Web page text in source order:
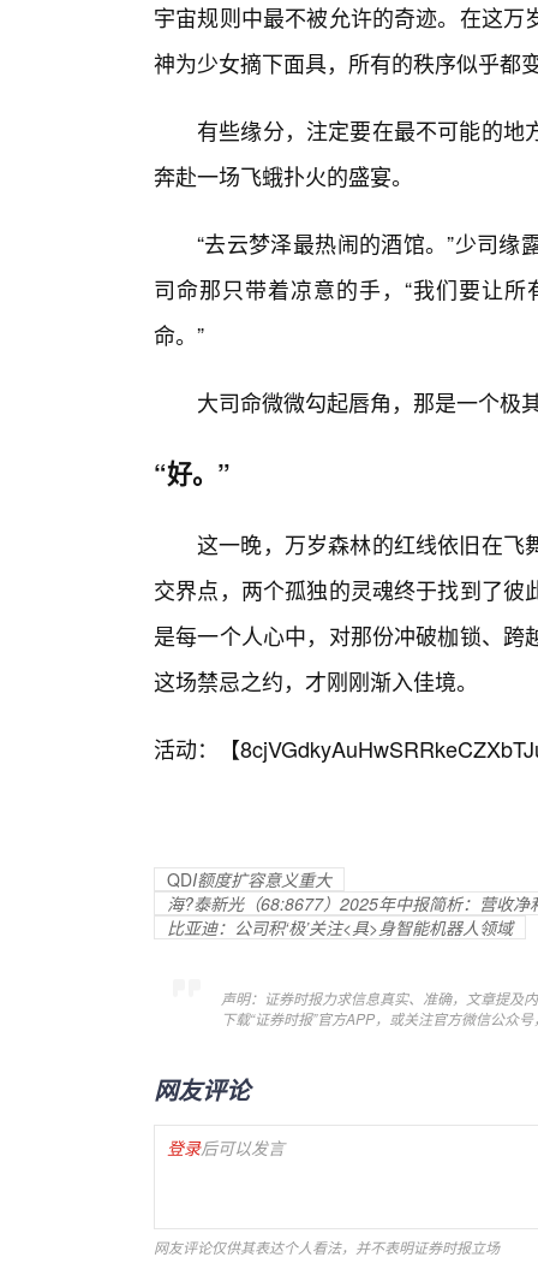
宇宙规则中最不被允许的奇迹。在这
神为少女摘下面具，所有的秩序似乎都
有些缘分，注定要在最不可能的
奔赴一场飞蛾扑火的盛宴。
“去云梦泽最热闹的酒馆。”少司
司命那只带着凉意的手，“我们要让
命。”
大司命微微勾起唇角，那是一个极
“好。”
这一晚，万岁森林的红线依旧在飞
交界点，两个孤独的灵魂终于找到了
是每一个人心中，对那份冲破枷锁、
这场禁忌之约，才刚刚渐入佳境。
活动：【
QDI额度扩容意义重大
海?泰新光（68:8677）2025年中报简析：营收
比亚迪：公司积‘极’关注<具>身智能机器人领域
声明：证券时报力求信息真实、准确，文章提及
下载“证券时报”官方APP，或关注官方微信公众
网友评论
登录后可以发言
网友评论仅供其表达个人看法，并不表明证券时报立场